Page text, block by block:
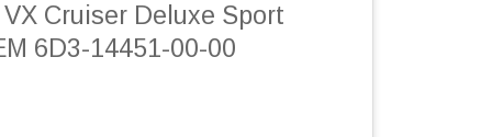
Cruiser Deluxe Sport
6D3-14451-00-00